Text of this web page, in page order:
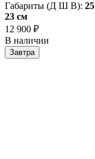
Габариты (Д Ш В): 25
23 cм
12 900 ₽
В наличии
Завтра